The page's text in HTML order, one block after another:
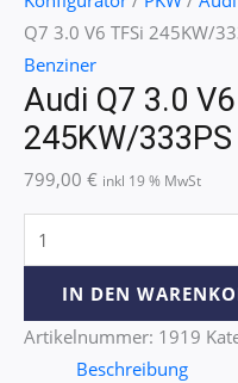
Q7 3.0 V6 TFSi 245KW/
Benziner
Audi Q7 3.0
245KW/333PS
799,00 € inkl 19 % MwSt
IN DEN
Artikelnummer: 1919
Beschreibung